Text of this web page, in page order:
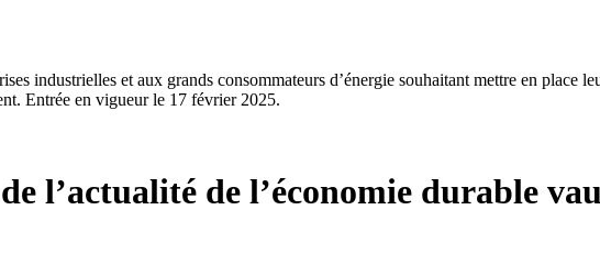
industrielles et aux grands consommateurs d’énergie souhaitant mettre en place
Entrée en vigueur le 17 février 2025.
l’actualité de l’économie durable